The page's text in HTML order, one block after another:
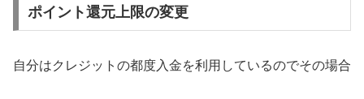
ポイント還元上限の変更
自分はクレジットの都度入金を利用しているのでその場合